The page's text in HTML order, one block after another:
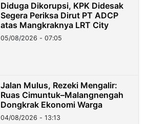
Diduga Dikorupsi, KPK Didesak
Segera Periksa Dirut PT ADCP
atas Mangkraknya LRT City
05/08/2026 - 07:05
Jalan Mulus, Rezeki Mengalir:
Ruas Cimuntuk–Malangnengah
Dongkrak Ekonomi Warga
04/08/2026 - 13:13